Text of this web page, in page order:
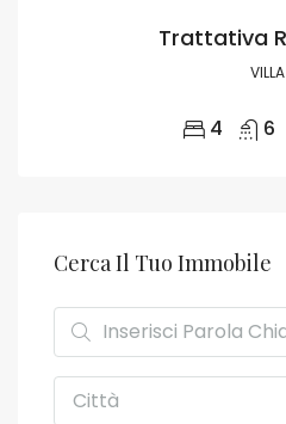
Trattativa
VILLA
4 6
Cerca Il Tuo Immobile
Città